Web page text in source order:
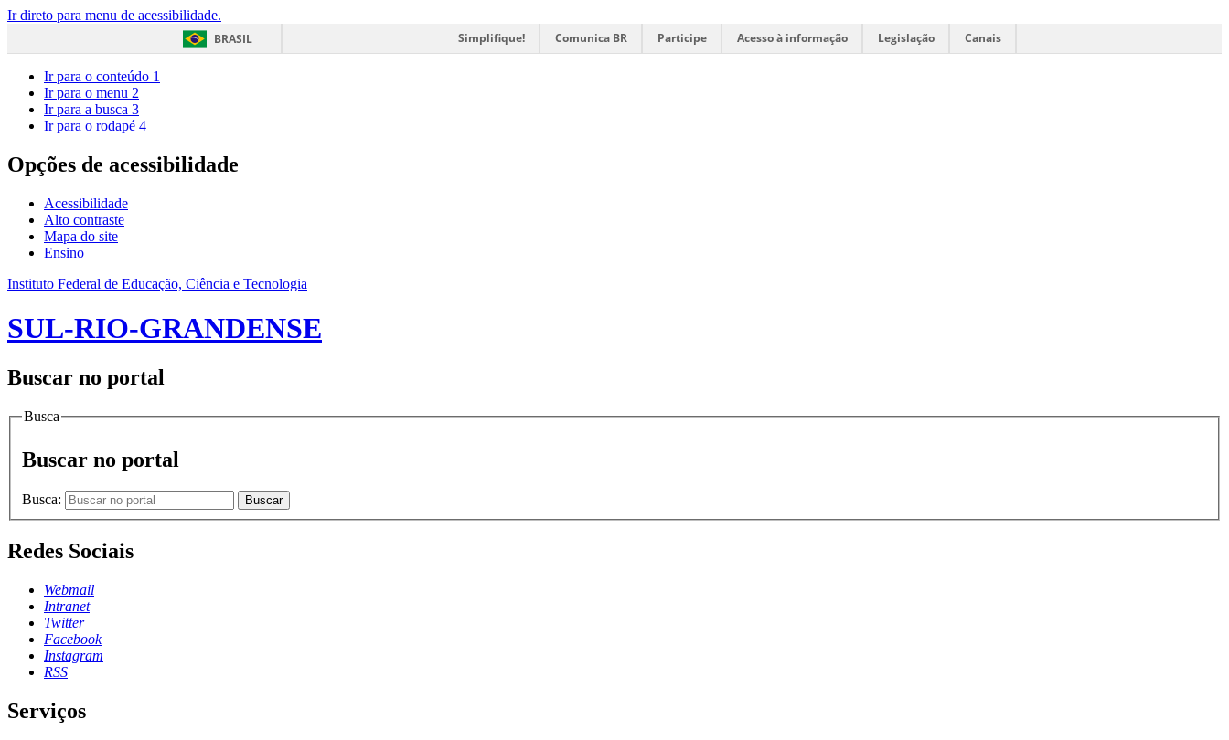
Ir direto para menu de acessibilidade.
BRASIL
Simplifique! Comunica BR Participe Acesso à informação Legislação Canais
Ir para o conteúdo 1
Ir para o menu 2
Ir para a busca 3
Ir para o rodapé 4
Opções de acessibilidade
Acessibilidade
Alto contraste
Mapa do site
Ensino
Instituto Federal de Educação, Ciência e Tecnologia
SUL-RIO-GRANDENSE
Buscar no portal
Busca
Buscar no portal
Busca: Buscar
Redes Sociais
Webmail
Intranet
Twitter
Facebook
Instagram
RSS
Serviços